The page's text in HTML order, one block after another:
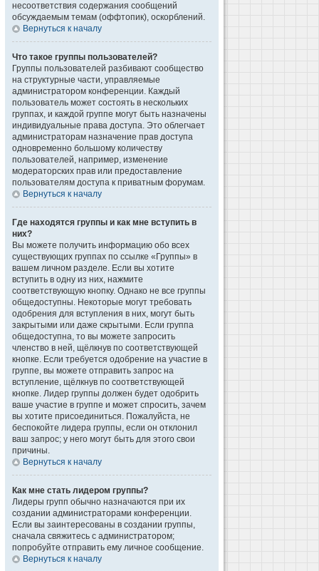
несоответствия содержания сообщений
обсуждаемым темам (оффтопик), оскорблений.
Вернуться к началу
Что такое группы пользователей?
Группы пользователей разбивают сообщество
на структурные части, управляемые
администратором конференции. Каждый
пользователь может состоять в нескольких
группах, и каждой группе могут быть назначены
индивидуальные права доступа. Это облегчает
администраторам назначение прав доступа
одновременно большому количеству
пользователей, например, изменение
модераторских прав или предоставление
пользователям доступа к приватным форумам.
Вернуться к началу
Где находятся группы и как мне вступить в
них?
Вы можете получить информацию обо всех
существующих группах по ссылке «Группы» в
вашем личном разделе. Если вы хотите
вступить в одну из них, нажмите
соответствующую кнопку. Однако не все группы
общедоступны. Некоторые могут требовать
одобрения для вступления в них, могут быть
закрытыми или даже скрытыми. Если группа
общедоступна, то вы можете запросить
членство в ней, щёлкнув по соответствующей
кнопке. Если требуется одобрение на участие в
группе, вы можете отправить запрос на
вступление, щёлкнув по соответствующей
кнопке. Лидер группы должен будет одобрить
ваше участие в группе и может спросить, зачем
вы хотите присоединиться. Пожалуйста, не
беспокойте лидера группы, если он отклонил
ваш запрос; у него могут быть для этого свои
причины.
Вернуться к началу
Как мне стать лидером группы?
Лидеры групп обычно назначаются при их
создании администраторами конференции.
Если вы заинтересованы в создании группы,
сначала свяжитесь с администратором;
попробуйте отправить ему личное сообщение.
Вернуться к началу